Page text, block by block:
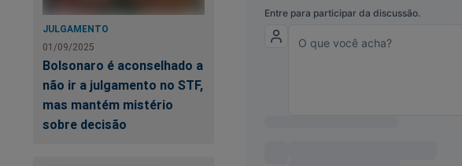
JULGAMENTO
01/09/2025
Bolsonaro é aconselhado a
não ir a julgamento no STF,
mas mantém mistério
sobre decisão